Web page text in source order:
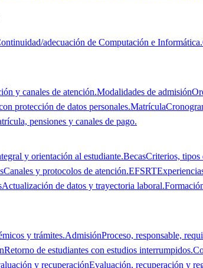
adecuación de Computación e Informática.
y canales de atención.Modalidades de admisión
protección de datos personales.Matrícula
pensiones y canales de pago.
y orientación al estudiante.BecasCriterios, tipos
Canales y protocolos de atención.EFSRT
Actualización de datos y trayectoria laboral.
y trámites.AdmisiónProceso, responsable,
Retorno de estudiantes con estudios interrumpidos.
y recuperaciónEvaluación, recuperación y